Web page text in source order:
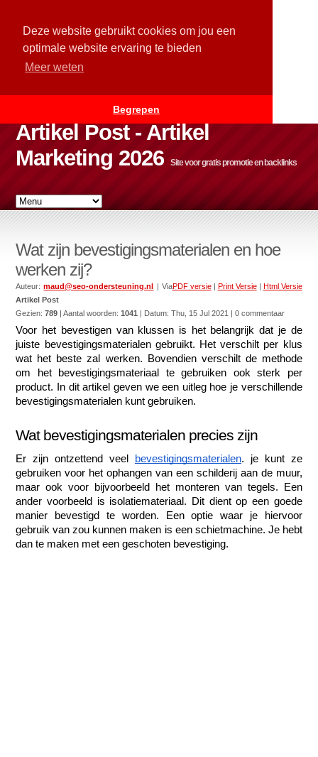
Deze website gebruikt cookies om jou een
optimale website ervaring te bieden
Meer weten
Begrepen
Artikel Post - Artikel
Marketing 2026
Site voor gratis promotie en backlinks
Wat zijn bevestigingsmaterialen en hoe
werken zij?
PDF versie| Print Versie| Html Versie
Auteur:maud@seo-ondersteuning.nl | Via
Artikel Post
Gezien:789 | Aantal woorden:1041 | Datum:Thu, 15 Jul 2021 | 0 commentaar
Voor het bevestigen van klussen is het belangrijk dat je de
juiste bevestigingsmaterialen gebruikt. Het verschilt per klus
wat het beste zal werken. Bovendien verschilt de methode
om het bevestigingsmateriaal te gebruiken ook sterk per
product. In dit artikel geven we een uitleg hoe je verschillende
bevestigingsmaterialen kunt gebruiken.
Wat bevestigingsmaterialen precies zijn
Er zijn ontzettend veel bevestigingsmaterialen. je kunt ze
gebruiken voor het ophangen van een schilderij aan de muur,
maar ook voor bijvoorbeeld het monteren van tegels. Een
ander voorbeeld is isolatiemateriaal. Dit dient op een goede
manier bevestigd te worden. Een optie waar je hiervoor
gebruik van zou kunnen maken is een schietmachine. Je hebt
dan te maken met een geschoten bevestiging.